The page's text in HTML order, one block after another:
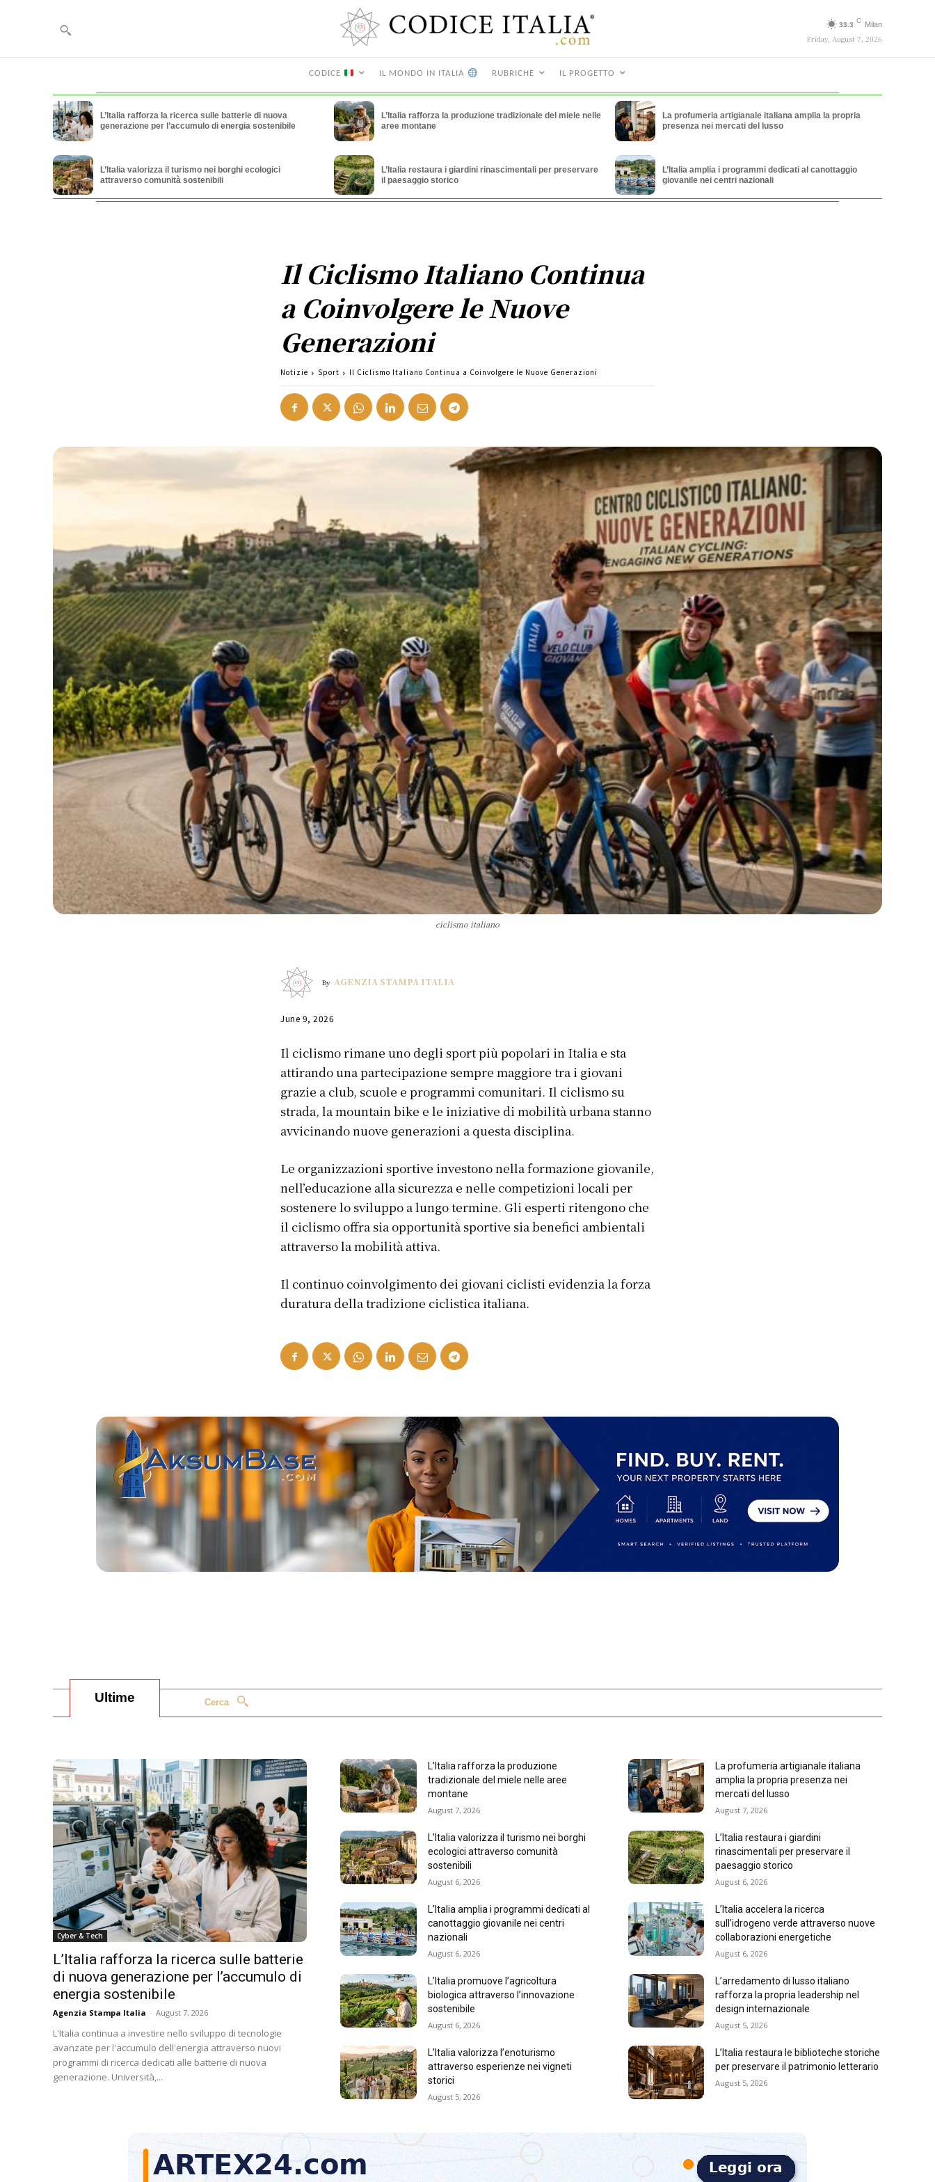
33.3
C Milan
Friday, August 7, 2026
CODICE IL MONDO IN ITALIA RUBRICHE IL PROGETTO
L’Italia rafforza la ricerca sulle batterie di nuova
generazione per l’accumulo di energia sostenibile
L’Italia rafforza la produzione tradizionale del miele nelle
aree montane
La profumeria artigianale italiana amplia la propria
presenza nei mercati del lusso
L’Italia valorizza il turismo nei borghi ecologici
attraverso comunità sostenibili
L’Italia restaura i giardini rinascimentali per preservare
il paesaggio storico
L’Italia amplia i programmi dedicati al canottaggio
giovanile nei centri nazionali
Il Ciclismo Italiano Continua
a Coinvolgere le Nuove
Generazioni
Notizie Sport Il Ciclismo Italiano Continua a Coinvolgere le Nuove Generazioni
ciclismo italiano
By AGENZIA STAMPA ITALIA
June 9, 2026
Il ciclismo rimane uno degli sport più popolari in Italia e sta
attirando una partecipazione sempre maggiore tra i giovani
grazie a club, scuole e programmi comunitari. Il ciclismo su
strada, la mountain bike e le iniziative di mobilità urbana stanno
avvicinando nuove generazioni a questa disciplina.
Le organizzazioni sportive investono nella formazione giovanile,
nell’educazione alla sicurezza e nelle competizioni locali per
sostenere lo sviluppo a lungo termine. Gli esperti ritengono che
il ciclismo offra sia opportunità sportive sia benefici ambientali
attraverso la mobilità attiva.
Il continuo coinvolgimento dei giovani ciclisti evidenzia la forza
duratura della tradizione ciclistica italiana.
Ultime Cerca
Cyber & Tech
L’Italia rafforza la ricerca sulle batterie
di nuova generazione per l’accumulo di
energia sostenibile
Agenzia Stampa Italia - August 7, 2026
L'Italia continua a investire nello sviluppo di tecnologie
avanzate per l'accumulo dell'energia attraverso nuovi
programmi di ricerca dedicati alle batterie di nuova
generazione. Università,...
L’Italia rafforza la produzione
tradizionale del miele nelle aree
montane
August 7, 2026
La profumeria artigianale italiana
amplia la propria presenza nei
mercati del lusso
August 7, 2026
L’Italia valorizza il turismo nei borghi
ecologici attraverso comunità
sostenibili
August 6, 2026
L’Italia restaura i giardini
rinascimentali per preservare il
paesaggio storico
August 6, 2026
L’Italia amplia i programmi dedicati al
canottaggio giovanile nei centri
nazionali
August 6, 2026
L’Italia accelera la ricerca
sull’idrogeno verde attraverso nuove
collaborazioni energetiche
August 6, 2026
L’Italia promuove l’agricoltura
biologica attraverso l’innovazione
sostenibile
August 6, 2026
L’arredamento di lusso italiano
rafforza la propria leadership nel
design internazionale
August 5, 2026
L’Italia valorizza l’enoturismo
attraverso esperienze nei vigneti
storici
August 5, 2026
L’Italia restaura le biblioteche storiche
per preservare il patrimonio letterario
August 5, 2026